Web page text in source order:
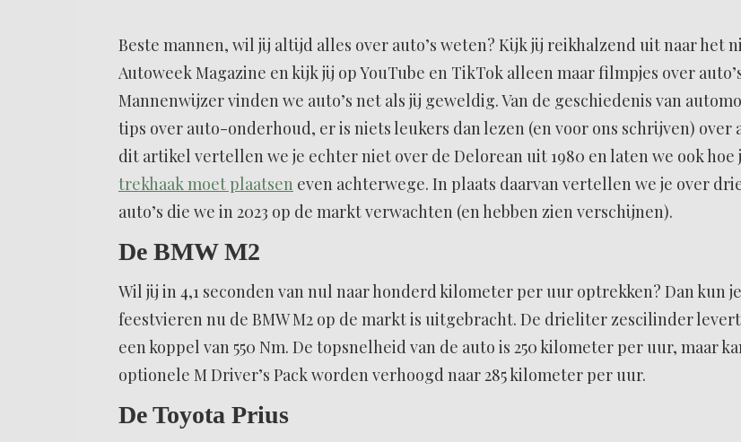
Beste mannen, wil jij altijd alles over auto’s weten? Kijk jij reikhalzend uit naar het
Autoweek Magazine en kijk jij op YouTube en TikTok alleen maar filmpjes over
Mannenwijzer vinden we auto’s net als jij geweldig. Van de geschiedenis van
tips over auto-onderhoud, er is niets leukers dan lezen (en voor ons schrijven) over
dit artikel vertellen we je echter niet over de Delorean uit 1980 en laten we ook hoe
trekhaak moet plaatsen even achterwege. In plaats daarvan vertellen we je over
auto’s die we in 2023 op de markt verwachten (en hebben zien verschijnen).
De BMW M2
Wil jij in 4,1 seconden van nul naar honderd kilometer per uur optrekken? Dan kun je
feestvieren nu de BMW M2 op de markt is uitgebracht. De drieliter zescilinder
een koppel van 550 Nm. De topsnelheid van de auto is 250 kilometer per uur, maar
optionele M Driver’s Pack worden verhoogd naar 285 kilometer per uur.
De Toyota Prius